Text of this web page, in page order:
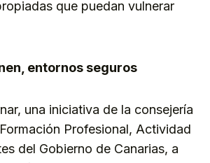
que puedan vulnerar
entornos seguros
una iniciativa de la consejería
Profesional, Actividad
del Gobierno de Canarias, a